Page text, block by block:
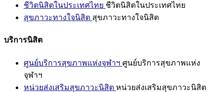
ชีวิตนิสิตในประเทศไทย ชีวิตนิสิตในประเทศไทย
สุขภาวะทางใจนิสิต สุขภาวะทางใจนิสิต
บริการนิสิต
ศูนย์บริการสุขภาพแห่งจุฬาฯ ศูนย์บริการสุขภาพแห่ง
จุฬาฯ
หน่วยส่งเสริมสุขภาวะนิสิต หน่วยส่งเสริมสุขภาวะนิสิต